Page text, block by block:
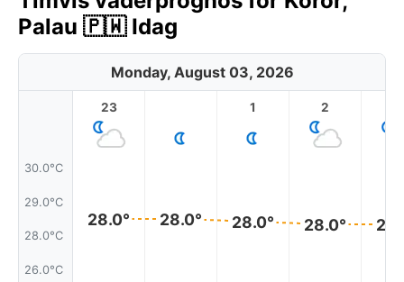
Palau 🇵🇼 Idag
Monday, August 03, 2026
30.0°C
29.0°C
28.0°C
26.0°C
23
28.0° 28.0°
1
28.0°
2
28.0°